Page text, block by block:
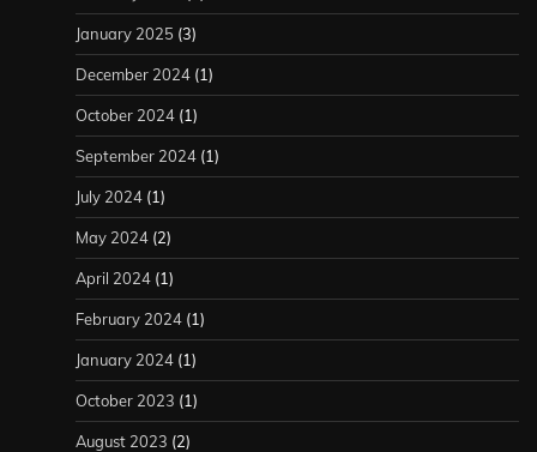
January 2025 (3)
December 2024 (1)
October 2024 (1)
September 2024 (1)
July 2024 (1)
May 2024 (2)
April 2024 (1)
February 2024 (1)
January 2024 (1)
October 2023 (1)
August 2023 (2)